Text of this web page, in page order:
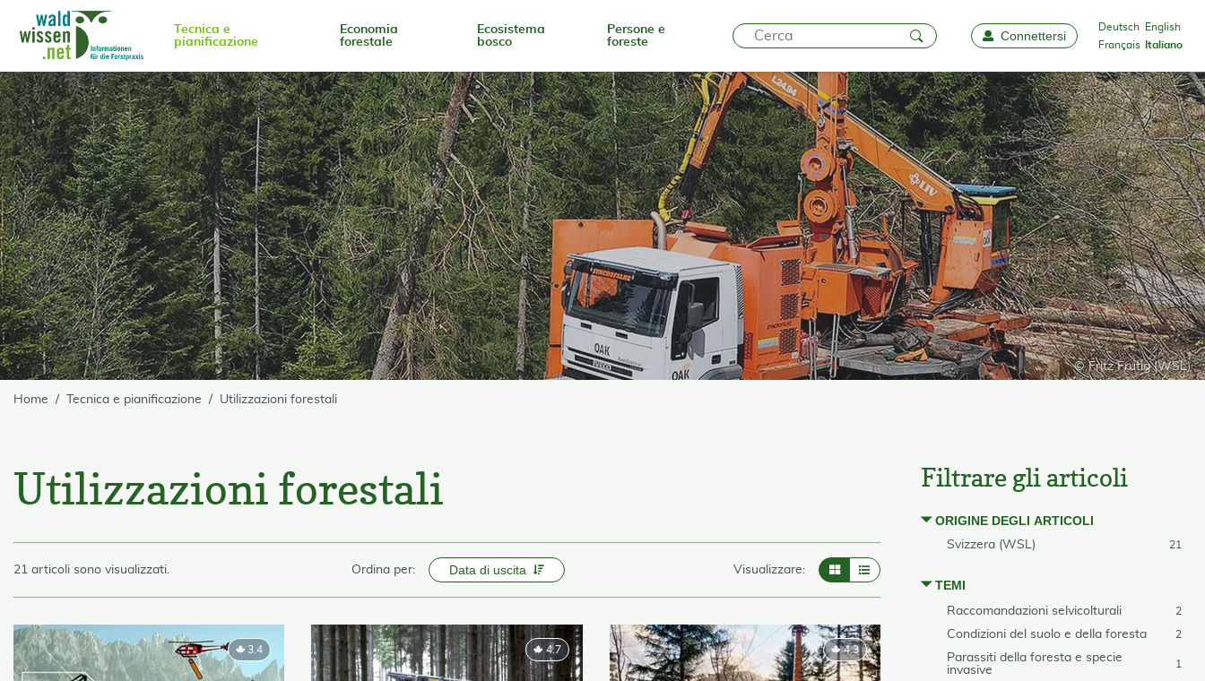
Tecnica e
pianificazione
Economia
forestale
Ecosistema
bosco
Persone e
foreste
Favorite Connettersi
Deutsch
English
Français
Italiano
© Fritz Frutig (WSL)
Home Tecnica e pianificazione Utilizzazioni forestali
Utilizzazioni forestali
21 articoli sono visualizzati. Ordina per: Data di uscita Visualizzare:
3.4 4.7 4.3
Filtrare gli articoli
ORIGINE DEGLI ARTICOLI
Svizzera (WSL) 21
TEMI
Raccomandazioni selvicolturali 2
Condizioni del suolo e della foresta 2
Parassiti della foresta e specie
invasive
1